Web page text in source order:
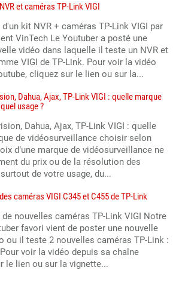
et caméras TP-Link VIGI
d'un kit NVR + caméras TP-Link VIGI par
VinTech Le Youtuber a posté une
vidéo dans laquelle il teste un NVR et
VIGI de TP-Link. Pour voir la vidéo
cliquez sur le lien ou sur la...
Dahua, Ajax, TP-Link VIGI : quelle marque
usage ?
Dahua, Ajax, TP-Link VIGI : quelle
de vidéosurveillance choisir selon
d’une marque de vidéosurveillance ne
du prix ou de la résolution des
de votre usage, du...
caméras VIGI C345 et C455 de TP-Link
de nouvelles caméras TP-Link VIGI Notre
favori vient de poster une nouvelle
ou il teste 2 nouvelles caméras TP-Link :
voir la vidéo depuis sa chaîne
le lien ou sur la vignette...